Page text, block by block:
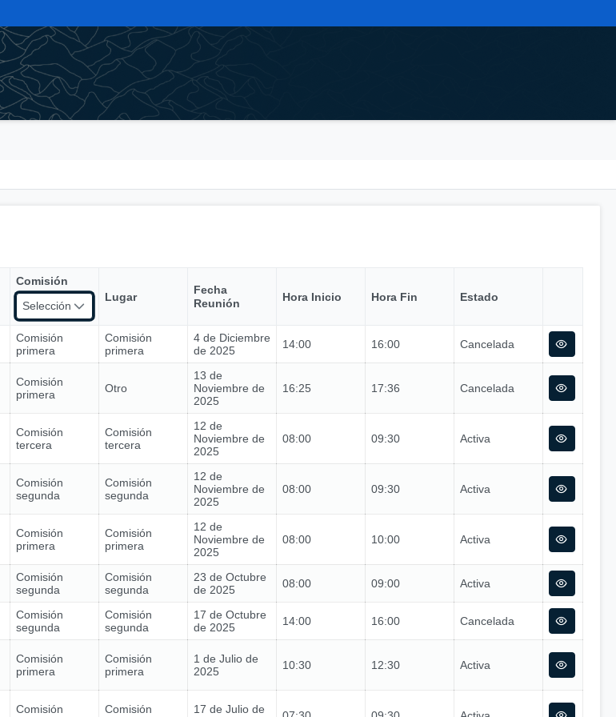
Comisión
Selección
Lugar
Fecha
Reunión
Hora Inicio Hora Fin Estado
Comisión
primera
Comisión
primera
4 de Diciembre
de 2025
14:00 16:00 Cancelada
Comisión
primera
Otro
13 de
Noviembre de
2025
16:25 17:36 Cancelada
Comisión
tercera
Comisión
tercera
12 de
Noviembre de
2025
08:00 09:30 Activa
Comisión
segunda
Comisión
segunda
12 de
Noviembre de
2025
08:00 09:30 Activa
Comisión
primera
Comisión
primera
12 de
Noviembre de
2025
08:00 10:00 Activa
Comisión
segunda
Comisión
segunda
23 de Octubre
de 2025
08:00 09:00 Activa
Comisión
segunda
Comisión
segunda
17 de Octubre
de 2025
14:00 16:00 Cancelada
Comisión
primera
Comisión
primera
1 de Julio de
2025
10:30 12:30 Activa
Comisión
Comisión
17 de Julio de